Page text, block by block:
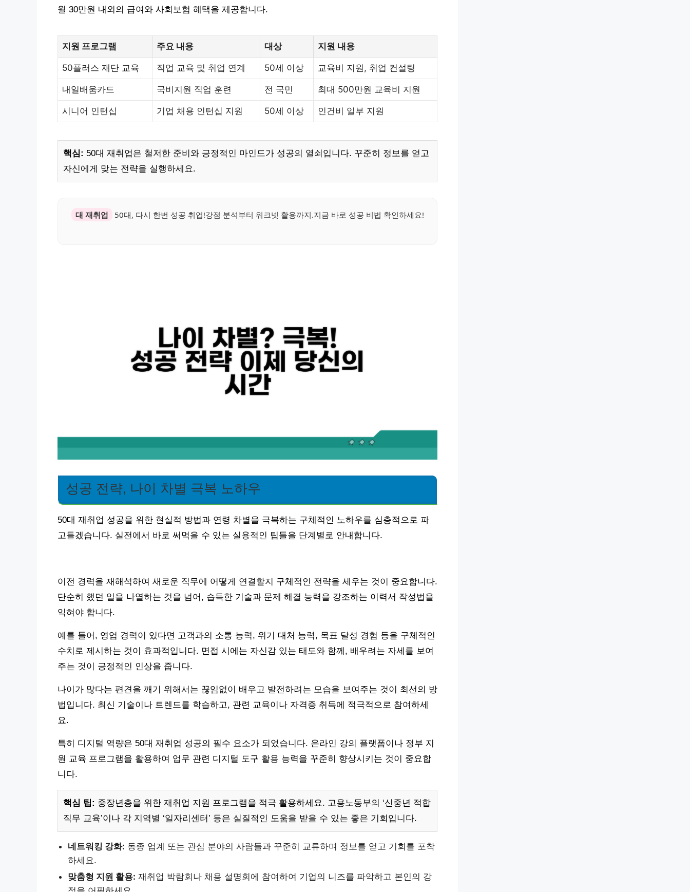
월 30만원 내외의 급여와 사회보험 혜택을 제공합니다.
지원 프로그램 주요 내용 대상 지원 내용
50플러스 재단 교육 직업 교육 및 취업 연계 50세 이상 교육비 지원, 취업 컨설팅
내일배움카드 국비지원 직업 훈련 전 국민 최대 500만원 교육비 지원
시니어 인턴십 기업 채용 인턴십 지원 50세 이상 인건비 일부 지원
핵심: 50대 재취업은 철저한 준비와 긍정적인 마인드가 성공의 열쇠입니다. 꾸준히 정보를 얻고
자신에게 맞는 전략을 실행하세요.
대 재취업 50대, 다시 한번 성공 취업!강점 분석부터 워크넷 활용까지.지금 바로 성공 비법 확인하세요!
성공 전략, 나이 차별 극복 노하우
50대 재취업 성공을 위한 현실적 방법과 연령 차별을 극복하는 구체적인 노하우를 심층적으로 파
고들겠습니다. 실전에서 바로 써먹을 수 있는 실용적인 팁들을 단계별로 안내합니다.
이전 경력을 재해석하여 새로운 직무에 어떻게 연결할지 구체적인 전략을 세우는 것이 중요합니다.
단순히 했던 일을 나열하는 것을 넘어, 습득한 기술과 문제 해결 능력을 강조하는 이력서 작성법을
익혀야 합니다.
예를 들어, 영업 경력이 있다면 고객과의 소통 능력, 위기 대처 능력, 목표 달성 경험 등을 구체적인
수치로 제시하는 것이 효과적입니다. 면접 시에는 자신감 있는 태도와 함께, 배우려는 자세를 보여
주는 것이 긍정적인 인상을 줍니다.
나이가 많다는 편견을 깨기 위해서는 끊임없이 배우고 발전하려는 모습을 보여주는 것이 최선의 방
법입니다. 최신 기술이나 트렌드를 학습하고, 관련 교육이나 자격증 취득에 적극적으로 참여하세
요.
특히 디지털 역량은 50대 재취업 성공의 필수 요소가 되었습니다. 온라인 강의 플랫폼이나 정부 지
원 교육 프로그램을 활용하여 업무 관련 디지털 도구 활용 능력을 꾸준히 향상시키는 것이 중요합
니다.
핵심 팁: 중장년층을 위한 재취업 지원 프로그램을 적극 활용하세요. 고용노동부의 ‘신중년 적합
직무 교육’이나 각 지역별 ‘일자리센터’ 등은 실질적인 도움을 받을 수 있는 좋은 기회입니다.
네트워킹 강화: 동종 업계 또는 관심 분야의 사람들과 꾸준히 교류하며 정보를 얻고 기회를 포착
하세요.
맞춤형 지원 활용: 재취업 박람회나 채용 설명회에 참여하여 기업의 니즈를 파악하고 본인의 강